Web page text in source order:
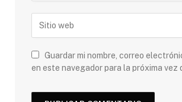
Guardar mi nombre, correo
en este navegador para la próxima vez